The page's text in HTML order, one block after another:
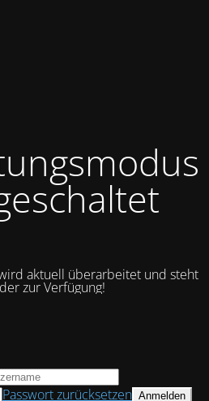
aktuell überarbeitet und steht
zur Verfügung!
Passwort zurücksetzen